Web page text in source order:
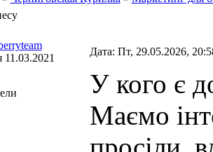
11.03.2021
Дата: Пт, 29.05.2026,
У кого є
Маємо